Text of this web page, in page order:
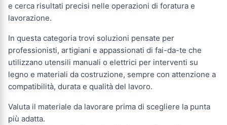
e cerca risultati precisi nelle operazioni di foratura e
lavorazione.
In questa categoria trovi soluzioni pensate per
professionisti, artigiani e appassionati di fai-da-te che
utilizzano utensili manuali o elettrici per interventi su
legno e materiali da costruzione, sempre con attenzione a
compatibilità, durata e qualità del lavoro.
Valuta il materiale da lavorare prima di scegliere la punta
più adatta.